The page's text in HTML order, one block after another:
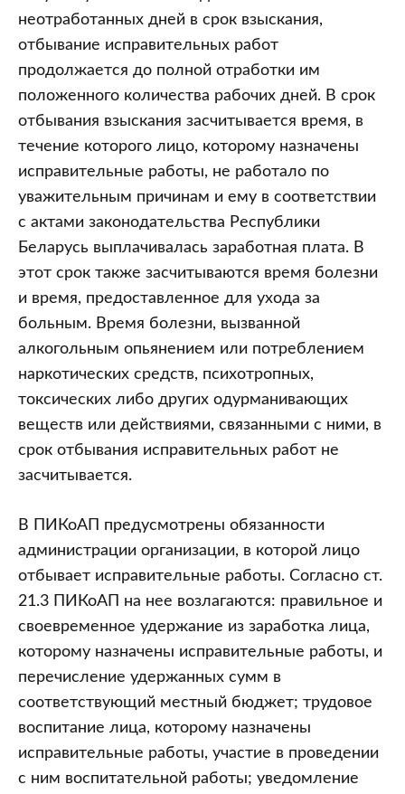
неотработанных дней в срок взыскания,
отбывание исправительных работ
продолжается до полной отработки им
положенного количества рабочих дней. В срок
отбывания взыскания засчитывается время, в
течение которого лицо, которому назначены
исправительные работы, не работало по
уважительным причинам и ему в соответствии
с актами законодательства Республики
Беларусь выплачивалась заработная плата. В
этот срок также засчитываются время болезни
и время, предоставленное для ухода за
больным. Время болезни, вызванной
алкогольным опьянением или потреблением
наркотических средств, психотропных,
токсических либо других одурманивающих
веществ или действиями, связанными с ними, в
срок отбывания исправительных работ не
засчитывается.
В ПИКоАП предусмотрены обязанности
администрации организации, в которой лицо
отбывает исправительные работы. Согласно ст.
21.3 ПИКоАП на нее возлагаются: правильное и
своевременное удержание из заработка лица,
которому назначены исправительные работы, и
перечисление удержанных сумм в
соответствующий местный бюджет; трудовое
воспитание лица, которому назначены
исправительные работы, участие в проведении
с ним воспитательной работы; уведомление